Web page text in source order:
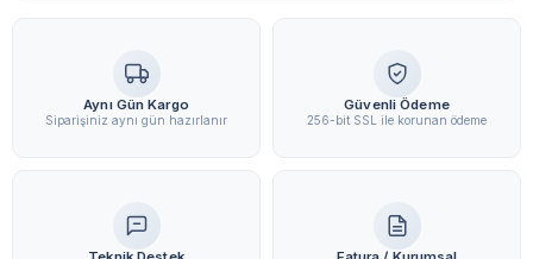
Aynı Gün Kargo
Siparişiniz aynı gün hazırlanır
Güvenli Ödeme
256-bit SSL ile korunan ödeme